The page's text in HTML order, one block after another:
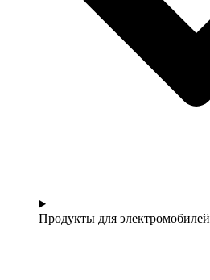
Продукты для электромобилей